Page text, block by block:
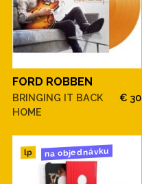
FORD ROBBEN
BRINGING IT BACK
HOME
€ 30
lp na objednávku